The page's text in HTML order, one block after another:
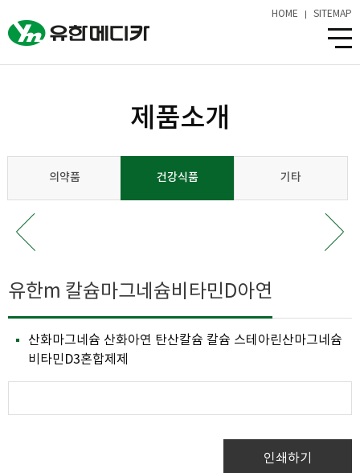
HOME SITEMAP
제품소개
의약품 건강식품 기타
유한m 칼슘마그네슘비타민D아연
산화마그네슘 산화아연 탄산칼슘 칼슘 스테아린산마그네슘
비타민D3혼합제제
인쇄하기